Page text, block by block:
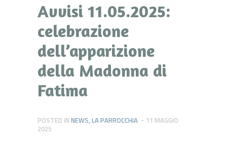
Avvisi 11.05.2025:
celebrazione
dell’apparizione
della Madonna di
Fatima
POSTED IN NEWS,LA PARROCCHIA
11 MAGGIO
2025